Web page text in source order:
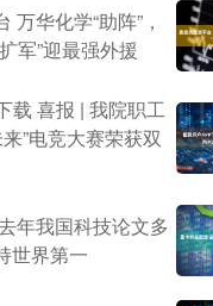
万华化学“助阵”，
军”迎最强外援
载 喜报 | 我院职工
”电竞大赛荣获双
年我国科技论文多
世界第一